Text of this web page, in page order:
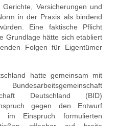
Versicherungen und
in der Praxis als bindend
Eine faktische Pflicht
Grundlage hätte sich etabliert
Folgen für Eigentümer
hatte gemeinsam mit
Deutschland (BID)
gegen den Entwurf
im Einspruch formulierten